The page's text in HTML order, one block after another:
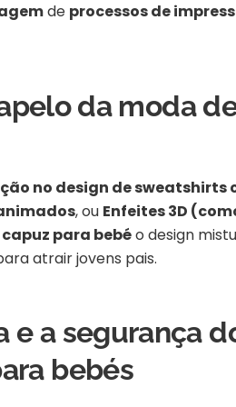
de processos de
da moda
no design de sweatshirts
, ou Enfeites 3D
para bebéo design
atrair jovens pais.
e a segurança
bebés